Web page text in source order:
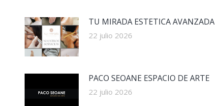
TU MIRADA ESTETICA AVANZADA
22 julio 2026
PACO SEOANE ESPACIO DE ARTE
22 julio 2026